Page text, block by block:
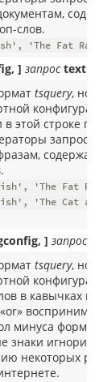
слов.
'The Fat
] запрос text )
tsquery,
этой строке
'The
'The Cat
] запрос
tsquery,
в кавычках
минуса
знаки
некоторых